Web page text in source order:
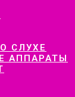
СЛУХЕ
АППАРАТЫ